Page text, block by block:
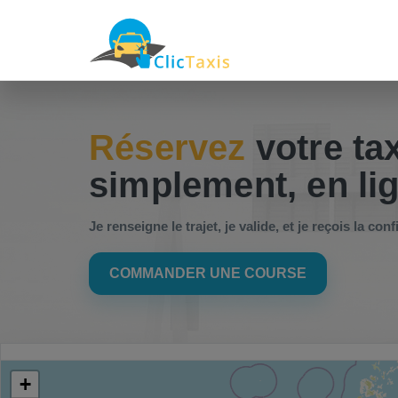
Réservez votre
simplement, en
Je renseigne le trajet, je valide, et je reçois la
COMMANDER UNE COURSE
+